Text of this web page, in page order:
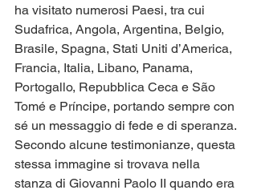
ha visitato numerosi Paesi, tra cui
Sudafrica, Angola, Argentina, Belgio,
Brasile, Spagna, Stati Uniti d’America,
Francia, Italia, Libano, Panama,
Portogallo, Repubblica Ceca e São
Tomé e Príncipe, portando sempre con
sé un messaggio di fede e di speranza.
Secondo alcune testimonianze, questa
stessa immagine si trovava nella
stanza di Giovanni Paolo II quando era